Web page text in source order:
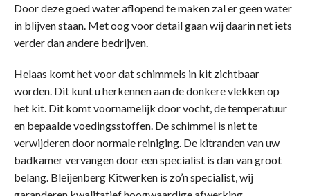
Door deze goed water aflopend te maken zal er geen water
in blijven staan. Met oog voor detail gaan wij daarin net iets
verder dan andere bedrijven.
Helaas komt het voor dat schimmels in kit zichtbaar
worden. Dit kunt u herkennen aan de donkere vlekken op
het kit. Dit komt voornamelijk door vocht, de temperatuur
en bepaalde voedingsstoffen. De schimmel is niet te
verwijderen door normale reiniging. De kitranden van uw
badkamer vervangen door een specialist is dan van groot
belang. Bleijenberg Kitwerken is zo’n specialist, wij